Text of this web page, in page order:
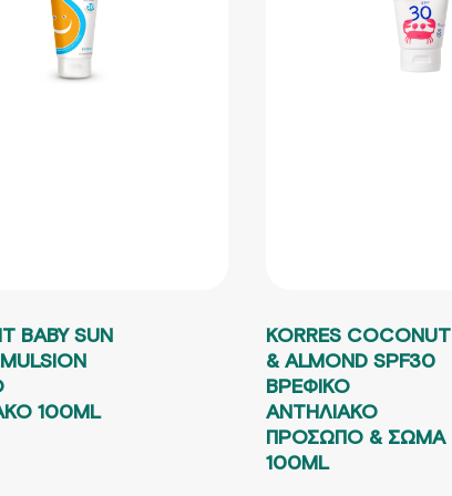
BABY SUN
100ML
ΤΡΕΧΟΥΣΑ ΤΙΜΗ ΕΙΝΑΙ: 14.00€.
KORRES COCONUT
& ALMOND SPF30
ΒΡΕΦΙΚΟ
ΑΝΤΗΛΙΑΚΟ
ΠΡΟΣΩΠΟ & ΣΩΜΑ
100ML